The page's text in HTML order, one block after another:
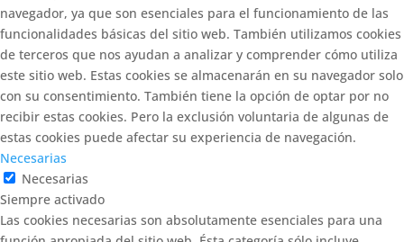
navegador, ya que son esenciales para el funcionamiento de las
funcionalidades básicas del sitio web. También utilizamos cookies
de terceros que nos ayudan a analizar y comprender cómo utiliza
este sitio web. Estas cookies se almacenarán en su navegador solo
con su consentimiento. También tiene la opción de optar por no
recibir estas cookies. Pero la exclusión voluntaria de algunas de
estas cookies puede afectar su experiencia de navegación.
Necesarias
Necesarias
Siempre activado
Las cookies necesarias son absolutamente esenciales para una